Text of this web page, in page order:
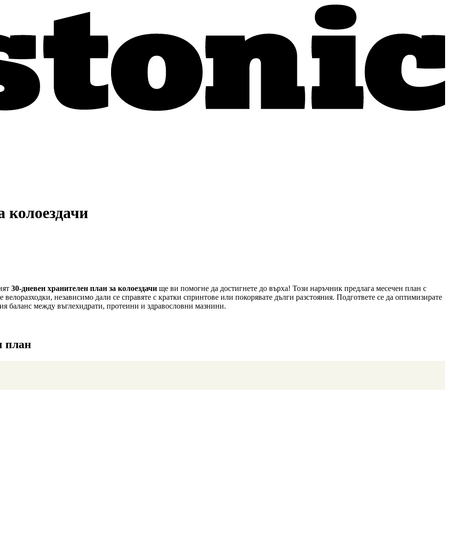
колоездачи
30-дневен хранителен план за колоездачи ще ви помогне да достигнете до върха! Този наръчник предлага месечен план с
велоразходки, независимо дали се справяте с кратки спринтове или покорявате дълги разстояния. Подгответе се да оптимизирате
баланс между въглехидрати, протеини и здравословни мазнини.
план